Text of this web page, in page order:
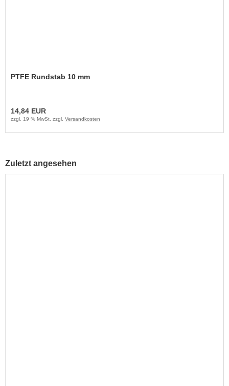
PTFE Rundstab 10 mm
14,84 EUR
zzgl. 19 % MwSt. zzgl. Versandkosten
Zuletzt angesehen